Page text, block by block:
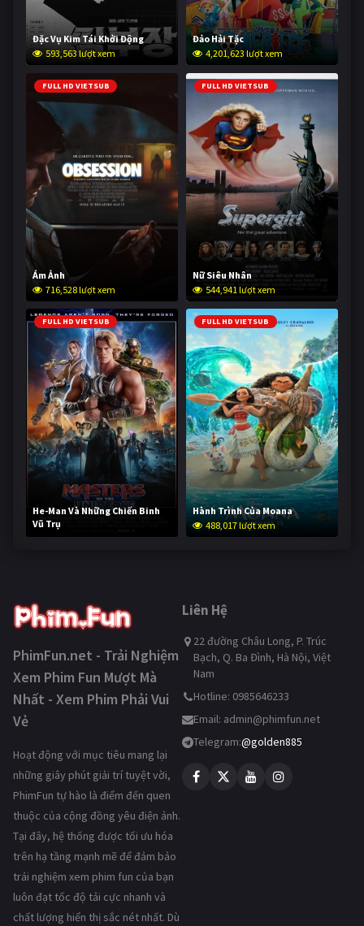
Đặc Vụ Kim Tái Khởi Động
593,563 lượt xem
Đảo Hải Tặc
4,201,623 lượt xem
FULL HD VIETSUB
Ám Ảnh
716,528 lượt xem
FULL HD VIETSUB
Nữ Siêu Nhân
544,941 lượt xem
FULL HD VIETSUB
He-Man Và Những Chiến Binh
Vũ Trụ
236,513 lượt xem
FULL HD VIETSUB
Hành Trình Của Moana
488,017 lượt xem
PhimFun.net - Trải Nghiệm
Xem Phim Fun Mượt Mà
Nhất - Xem Phim Phải Vui
Vẻ
Hoạt động với mục tiêu mang lại
những giây phút giải trí tuyệt vời,
PhimFun tự hào là điểm đến quen
thuộc của cộng đồng yêu điện ảnh.
Tại đây, hệ thống được tối ưu hóa
trên hạ tầng mạnh mẽ để đảm bảo
trải nghiệm xem phim fun của bạn
luôn đạt tốc độ tải cực nhanh và
chất lượng hiển thị sắc nét nhất. Dù
Liên Hệ
22 đường Châu Long, P. Trúc
Bạch, Q. Ba Đình, Hà Nội, Việt
Nam
Hotline: 0985646233
Email: admin@phimfun.net
Telegram:@golden885